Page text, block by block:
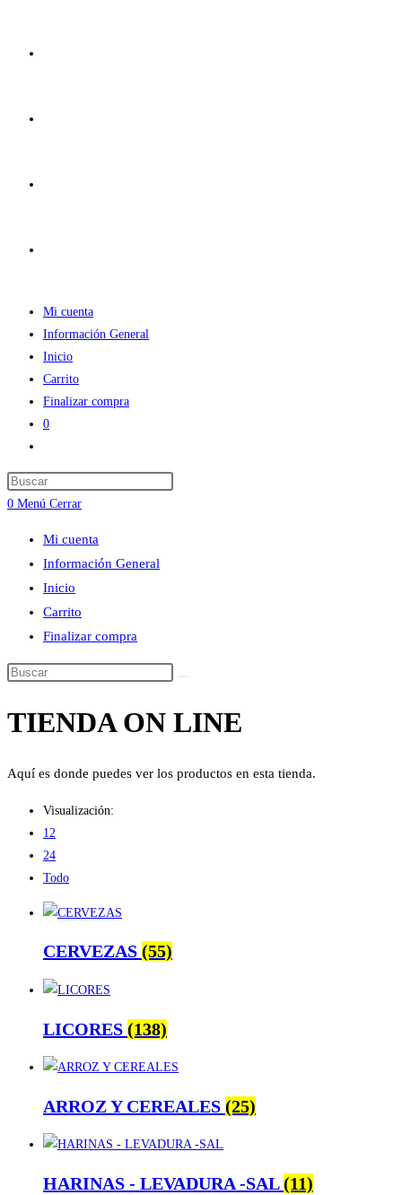
Mi cuenta
Información General
Inicio
Carrito
Finalizar compra
0
de
la
web
0 Menú Cerrar
Mi cuenta
Información General
Inicio
Carrito
Finalizar compra
Buscar
esta
TIENDA ON LINE
Aquí es donde puedes ver los productos en esta tienda.
Visualización:
12
24
Todo
CERVEZAS (55)
LICORES (138)
ARROZ Y CEREALES (25)
HARINAS - LEVADURA -SAL(11)